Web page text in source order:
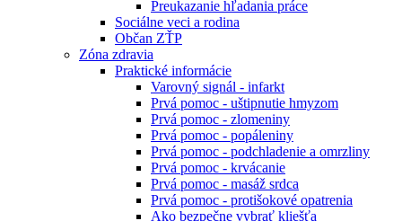
Preukazanie hľadania práce
Sociálne veci a rodina
Občan ZŤP
Zóna zdravia
Praktické informácie
Varovný signál - infarkt
Prvá pomoc - uštipnutie hmyzom
Prvá pomoc - zlomeniny
Prvá pomoc - popáleniny
Prvá pomoc - podchladenie a omrzliny
Prvá pomoc - krvácanie
Prvá pomoc - masáž srdca
Prvá pomoc - protišokové opatrenia
Ako bezpečne vybrať kliešťa